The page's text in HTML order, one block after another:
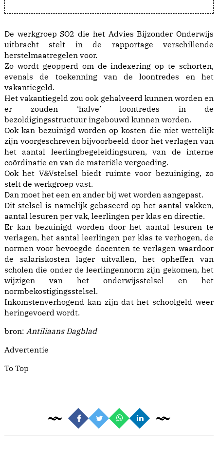
De werkgroep SO2 die het Advies Bijzonder Onderwijs
uitbracht stelt in de rapportage verschillende
herstelmaatregelen voor.
Zo wordt geopperd om de indexering op te schorten,
evenals de toekenning van de loontredes en het
vakantiegeld.
Het vakantiegeld zou ook gehalveerd kunnen worden en
er zouden ‘halve’ loontredes in de
bezoldigingsstructuur ingebouwd kunnen worden.
Ook kan bezuinigd worden op kosten die niet wettelijk
zijn voorgeschreven bijvoorbeeld door het verlagen van
het aantal leerlingbegeleidingsuren, van de interne
coördinatie en van de materiële vergoeding.
Ook het V&Vstelsel biedt ruimte voor bezuiniging, zo
stelt de werkgroep vast.
Dan moet het een en ander bij wet worden aangepast.
Dit stelsel is namelijk gebaseerd op het aantal vakken,
aantal lesuren per vak, leerlingen per klas en directie.
Er kan bezuinigd worden door het aantal lesuren te
verlagen, het aantal leerlingen per klas te verhogen, de
normen voor bevoegde docenten te verlagen waardoor
de salariskosten lager uitvallen, het opheffen van
scholen die onder de leerlingennorm zijn gekomen, het
wijzigen van het onderwijsstelsel en het
normbekostigingsstelsel.
Inkomstenverhogend kan zijn dat het schoolgeld weer
heringevoerd wordt.
bron: Antiliaans Dagblad
Advertentie
To Top